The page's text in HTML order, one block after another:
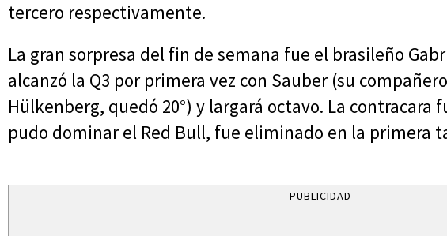
tercero respectivamente.
La gran sorpresa del fin de semana fue el brasileño
alcanzó la Q3 por primera vez con Sauber (su
Hülkenberg, quedó 20°) y largará octavo. La contracara
pudo dominar el Red Bull, fue eliminado en la primera
PUBLICIDAD